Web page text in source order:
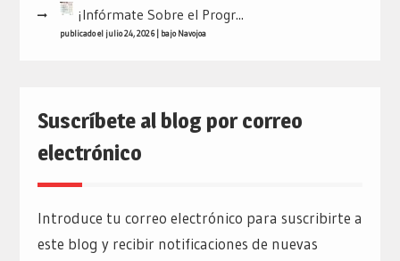
¡Infórmate Sobre el Progr...
publicado el julio 24, 2026| bajoNavojoa
Suscríbete al blog por correo
electrónico
Introduce tu correo electrónico para suscribirte a
este blog y recibir notificaciones de nuevas